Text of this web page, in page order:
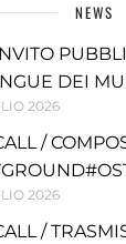
NEWS
DEI
2026
/
2026
/